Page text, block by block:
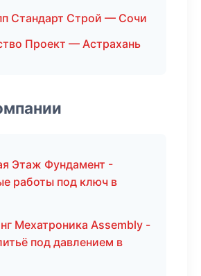
Стандарт Строй — Сочи
Проект — Астрахань
Этаж Фундамент -
работы под ключ в
Мехатроника Assembly -
под давлением в